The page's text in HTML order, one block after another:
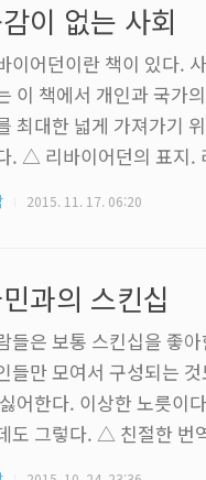
/감성품질 모두를 고려해
이 없는 사회
이어던이란 책이 있다.
이 책에서 개인과 국가
최대한 넓게 가져가기
. △ 리바이어던의 표지.
다. 그렇기에 법과 도덕
이기에 다른 다른 사람
적 판단을 기대할 수는 없
2015. 11. 17. 06:20
과의 스킨십
들은 보통 스킨십을 좋
들만 모여서 구성되는
어한다. 이상한 노릇이
도 그렇다. △ 친절한 번